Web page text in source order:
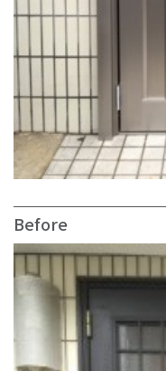
Before